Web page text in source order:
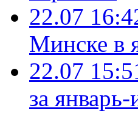
22.07
Минске в
22.07
за